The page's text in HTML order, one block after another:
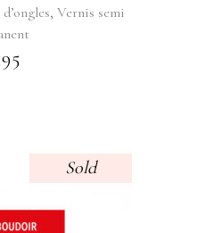
, Vernis semi
Sold